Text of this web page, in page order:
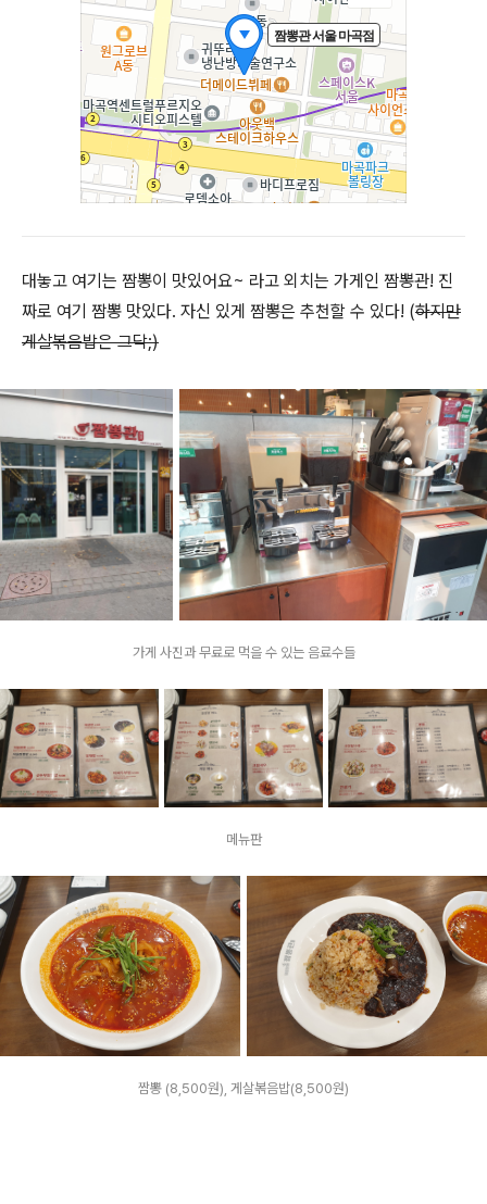
대놓고 여기는 짬뽕이 맛있어요~ 라고 외치는 가게인 짬뽕관! 진
짜로 여기 짬뽕 맛있다. 자신 있게 짬뽕은 추천할 수 있다! (하지만
게살볶음밥은 그닥;)
가게 사진과 무료로 먹을 수 있는 음료수들
메뉴판
짬뽕 (8,500원), 게살볶음밥(8,500원)